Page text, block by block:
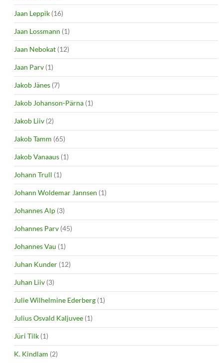
Jaan Leppik (16)
Jaan Lossmann (1)
Jaan Nebokat (12)
Jaan Parv (1)
Jakob Jänes (7)
Jakob Johanson-Pärna (1)
Jakob Liiv (2)
Jakob Tamm (65)
Jakob Vanaaus (1)
Johann Trull (1)
Johann Woldemar Jannsen (1)
Johannes Alp (3)
Johannes Parv (45)
Johannes Vau (1)
Juhan Kunder (12)
Juhan Liiv (3)
Julie Wilhelmine Ederberg (1)
Julius Osvald Kaljuvee (1)
Jüri Tilk (1)
K. Kindlam (2)